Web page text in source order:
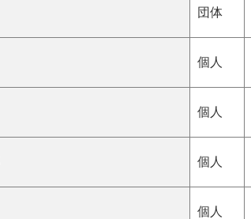
団体
個人
個人
個人
個人